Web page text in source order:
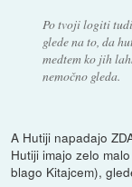
Po tvoji logiti
glede na to, da
medtem ko jih
nemočno gleda.
A Hutiji napadajo
Hutiji imajo zelo
blago Kitajcem),